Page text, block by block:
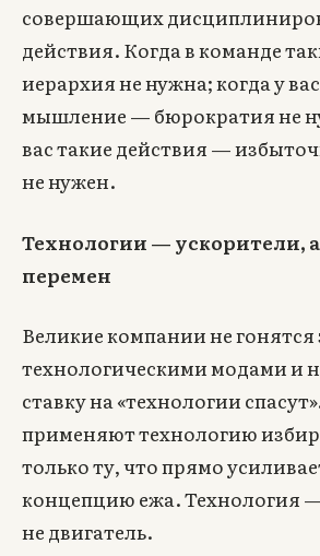
совершающих
действия. Когда в команде
иерархия не нужна; когда у
мышление — бюрократия не
вас такие действия —
не нужен.
Технологии — ускорители,
перемен
Великие компании не гонятся
технологическими модами и
ставку на «технологии
применяют технологию
только ту, что прямо
концепцию ежа. Технология —
не двигатель.